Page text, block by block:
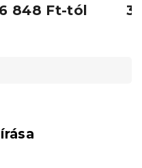
848 Ft-tól